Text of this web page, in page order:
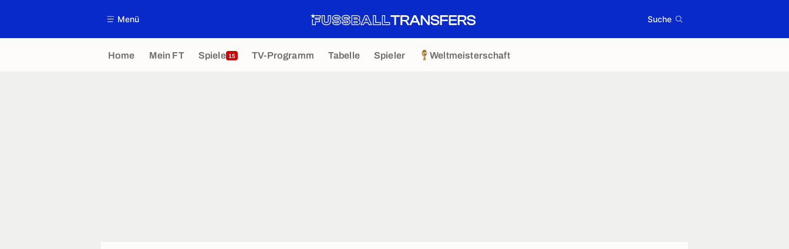
Menü Suche
Home Mein FT Spiele 15 TV-Programm Tabelle Spieler Weltmeisterschaft